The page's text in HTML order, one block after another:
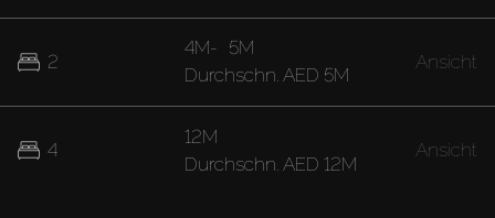
2
4
4M- 5M
Durchschn. AED 5M
Ansicht
12M
Durchschn. AED 12M
Ansicht